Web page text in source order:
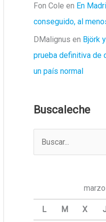
Fon Cole en En
conseguido, al
DMalignus en Björk
prueba definitiva de
un país normal
Buscaleche
a
L M X